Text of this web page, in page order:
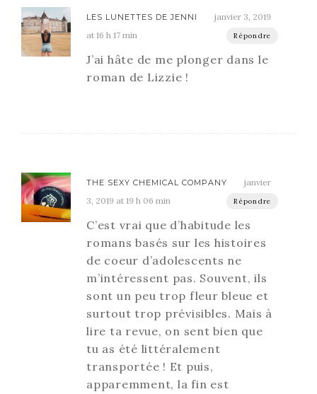
LES LUNETTES DE JENNI
janvier 3, 2019
at 16 h 17 min
Répondre
J’ai hâte de me plonger dans le
roman de Lizzie !
THE SEXY CHEMICAL COMPANY
janvier
3, 2019 at 19 h 06 min
Répondre
C’est vrai que d’habitude les
romans basés sur les histoires
de coeur d’adolescents ne
m’intéressent pas. Souvent, ils
sont un peu trop fleur bleue et
surtout trop prévisibles. Mais à
lire ta revue, on sent bien que
tu as été littéralement
transportée ! Et puis,
apparemment, la fin est